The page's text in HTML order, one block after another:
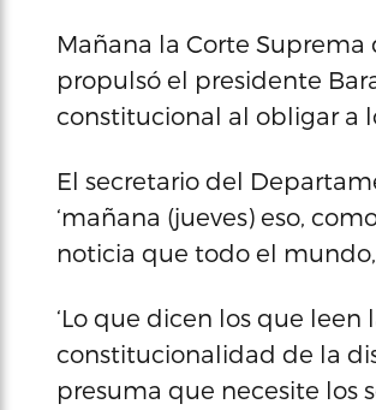
Mañana la Corte
propulsó el presidente
constitucional al obligar a
El secretario del
‘mañana (jueves) eso,
noticia que todo el mundo,
‘Lo que dicen los que
constitucionalidad de la
presuma que necesite los